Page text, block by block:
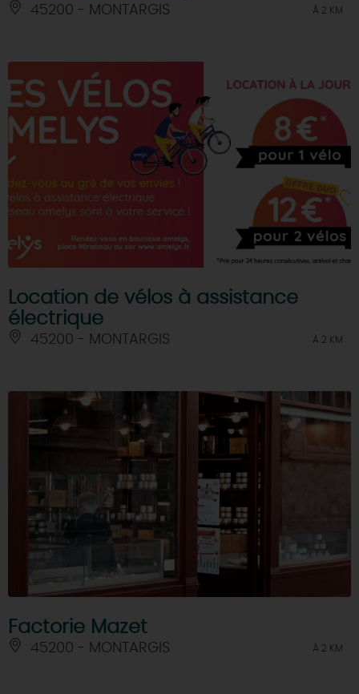
45200 - MONTARGIS À 2 KM
Location de vélos à assistance
électrique
45200 - MONTARGIS À 2 KM
Factorie Mazet
45200 - MONTARGIS À 2 KM